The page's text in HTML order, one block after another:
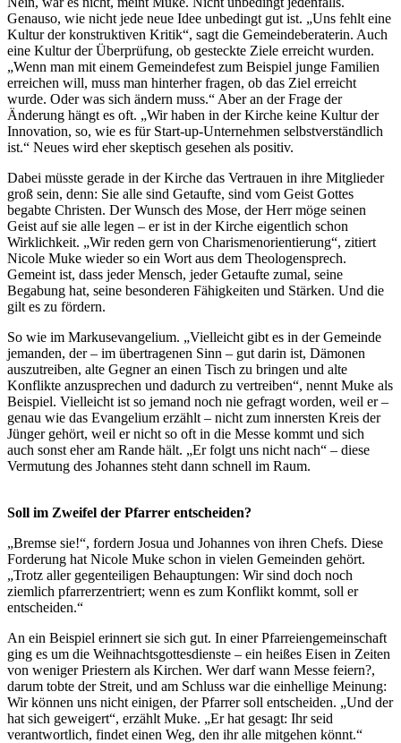
Genauso, wie nicht jede neue Idee unbedingt gut ist. „Uns fehlt eine
Kultur der konstruktiven Kritik“, sagt die Gemeindeberaterin. Auch
eine Kultur der Überprüfung, ob gesteckte Ziele erreicht wurden.
„Wenn man mit einem Gemeindefest zum Beispiel junge Familien
erreichen will, muss man hinterher fragen, ob das Ziel erreicht
wurde. Oder was sich ändern muss.“ Aber an der Frage der
Änderung hängt es oft. „Wir haben in der Kirche keine Kultur der
Innovation, so, wie es für Start-up-Unternehmen selbstverständlich
ist.“ Neues wird eher skeptisch gesehen als positiv.
Dabei müsste gerade in der Kirche das Vertrauen in ihre Mitglieder
groß sein, denn: Sie alle sind Getaufte, sind vom Geist Gottes
begabte Christen. Der Wunsch des Mose, der Herr möge seinen
Geist auf sie alle legen – er ist in der Kirche eigentlich schon
Wirklichkeit. „Wir reden gern von Charismenorientierung“, zitiert
Nicole Muke wieder so ein Wort aus dem Theologensprech.
Gemeint ist, dass jeder Mensch, jeder Getaufte zumal, seine
Begabung hat, seine besonderen Fähigkeiten und Stärken. Und die
gilt es zu fördern.
So wie im Markusevangelium. „Vielleicht gibt es in der Gemeinde
jemanden, der – im übertragenen Sinn – gut darin ist, Dämonen
auszutreiben, alte Gegner an einen Tisch zu bringen und alte
Konflikte anzusprechen und dadurch zu vertreiben“, nennt Muke als
Beispiel. Vielleicht ist so jemand noch nie gefragt worden, weil er –
genau wie das Evangelium erzählt – nicht zum innersten Kreis der
Jünger gehört, weil er nicht so oft in die Messe kommt und sich
auch sonst eher am Rande hält. „Er folgt uns nicht nach“ – diese
Vermutung des Johannes steht dann schnell im Raum.
Soll im Zweifel der Pfarrer entscheiden?
„Bremse sie!“, fordern Josua und Johannes von ihren Chefs. Diese
Forderung hat Nicole Muke schon in vielen Gemeinden gehört.
„Trotz aller gegenteiligen Behauptungen: Wir sind doch noch
ziemlich pfarrerzentriert; wenn es zum Konflikt kommt, soll er
entscheiden.“
An ein Beispiel erinnert sie sich gut. In einer Pfarreiengemeinschaft
ging es um die Weihnachtsgottesdienste – ein heißes Eisen in Zeiten
von weniger Priestern als Kirchen. Wer darf wann Messe feiern?,
darum tobte der Streit, und am Schluss war die einhellige Meinung:
Wir können uns nicht einigen, der Pfarrer soll entscheiden. „Und der
hat sich geweigert“, erzählt Muke. „Er hat gesagt: Ihr seid
verantwortlich, findet einen Weg, den ihr alle mitgehen könnt.“